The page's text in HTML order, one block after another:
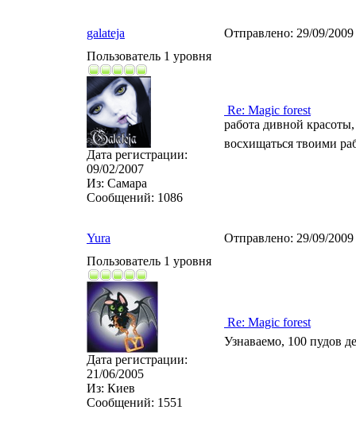
galateja Отправлено: 29/09/
Пользователь 1 уровня
Дата регистрации:
09/02/2007
Из: Самара
Сообщений: 1086
Re: Magic forest
работа дивной
восхищаться твоими
Yura Отправлено: 29/09/
Пользователь 1 уровня
Дата регистрации:
21/06/2005
Из: Киев
Сообщений: 1551
Re: Magic forest
Узнаваемо, 100 пудов